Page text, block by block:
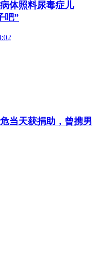
体照料尿毒症儿
吧”
当天获捐助，曾携男